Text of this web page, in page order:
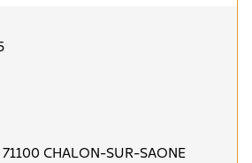
CHALON-SUR-SAONE